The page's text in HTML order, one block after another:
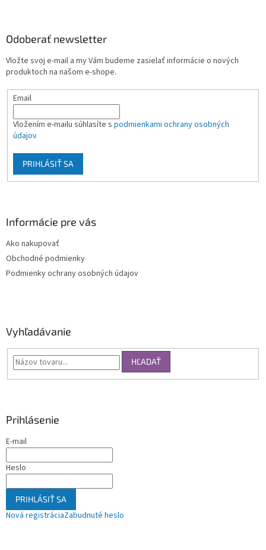
Odoberať newsletter
Vložte svoj e-mail a my Vám budeme zasielať informácie o nových
produktoch na našom e-shope.
Email
Vložením e-mailu súhlasíte s podmienkami ochrany osobných
údajov
PRIHLÁSIŤ SA
Informácie pre vás
Ako nakupovať
Obchodné podmienky
Podmienky ochrany osobných údajov
Vyhľadávanie
HĽADAŤ
Prihlásenie
E-mail
Heslo
PRIHLÁSIŤ SA
Nová registráciaZabudnuté heslo